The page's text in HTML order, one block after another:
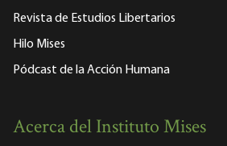
Revista de Estudios Libertarios
Hilo Mises
Pódcast de la Acción Humana
Acerca del Instituto Mises